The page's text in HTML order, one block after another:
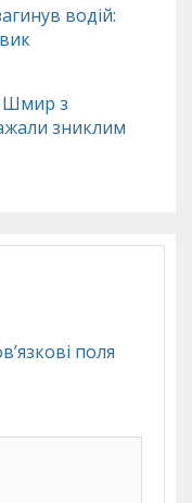
водій:
Шмир з
зниклим
поля